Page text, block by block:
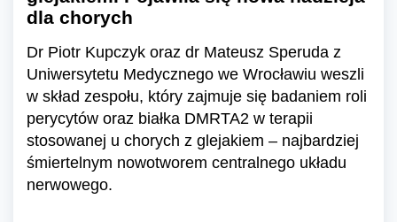
dla chorych
Dr Piotr Kupczyk oraz dr Mateusz Speruda z
Uniwersytetu Medycznego we Wrocławiu weszli
w skład zespołu, który zajmuje się badaniem roli
perycytów oraz białka DMRTA2 w terapii
stosowanej u chorych z glejakiem – najbardziej
śmiertelnym nowotworem centralnego układu
nerwowego.